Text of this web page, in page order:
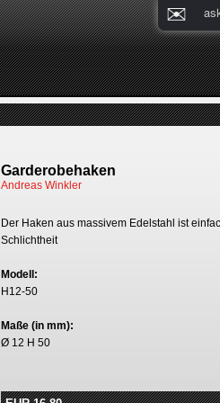
Garderobehaken
Andreas Winkler
Der Haken aus massivem Edelstahl ist
Schlichtheit
Modell:
H12-50
Maße (in mm):
Ø 12 H 50